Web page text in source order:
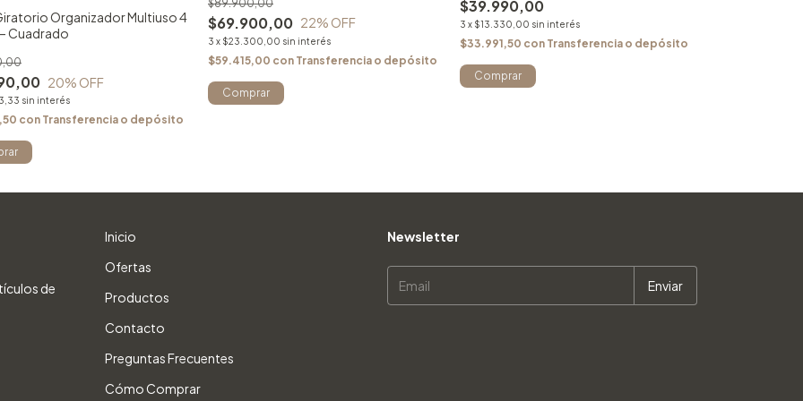
Organizador Multiuso 4
Cuadrado
20% OFF
sin interés
con Transferencia o depósito
$69.900,00
$89.900,00
22% OFF
3 x $23.300,00 sin interés
$59.415,00 con Transferencia o depósito
$39.990,00
3 x $13.330,00 sin interés
$33.991,50 con Transferencia o depósito
de
Inicio
Ofertas
Productos
Contacto
Preguntas Frecuentes
Cómo Comprar
Newsletter